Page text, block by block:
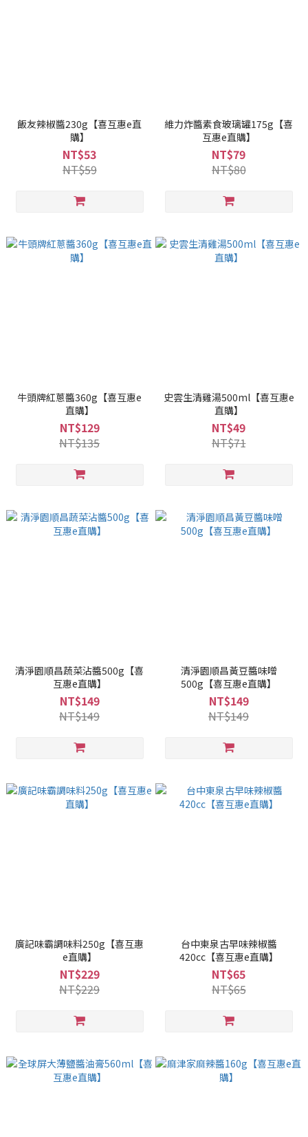
飯友辣椒醬230g【喜互惠e直
購】
NT$53
NT$59
維力炸醬素食玻璃罐175g【喜
互惠e直購】
NT$79
NT$80
牛頭牌紅蔥醬360g【喜互惠e
直購】
NT$129
NT$135
史雲生清雞湯500ml【喜互惠e
直購】
NT$49
NT$71
清淨園順昌蔬菜沾醬500g【喜
互惠e直購】
NT$149
NT$149
清淨園順昌黃豆醬味噌
500g【喜互惠e直購】
NT$149
NT$149
廣記味霸調味料250g【喜互惠
e直購】
NT$229
NT$229
台中東泉古早味辣椒醬
420cc【喜互惠e直購】
NT$65
NT$65